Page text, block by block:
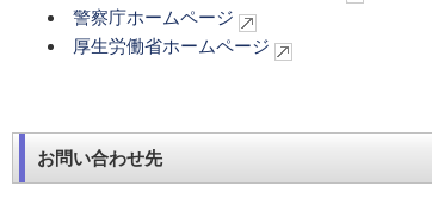
警察庁ホームページ
厚生労働省ホームページ
お問い合わせ先